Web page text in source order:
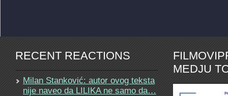
RECENT REACTIONS
Milan Stanković: autor ovog teksta
nije naveo da LILIKA ne samo da…
MEDJU